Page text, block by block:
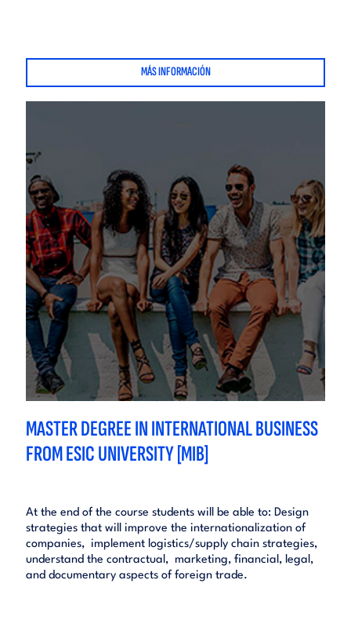
MÁS INFORMACIÓN
MASTER DEGREE IN INTERNATIONAL BUSINESS
FROM ESIC UNIVERSITY [MIB]
At the end of the course students will be able to: Design
strategies that will improve the internationalization of
companies, implement logistics/supply chain strategies,
understand the contractual, marketing, financial, legal,
and documentary aspects of foreign trade.